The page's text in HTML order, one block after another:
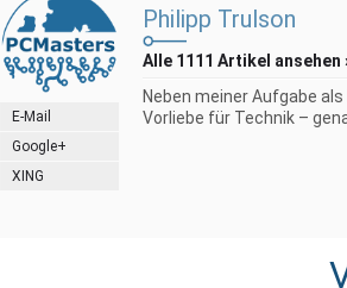
E-Mail
Google+
XING
Philipp Trulson
Alle 1111 Artikel ansehen
Neben meiner Aufgabe
Vorliebe für Technik –